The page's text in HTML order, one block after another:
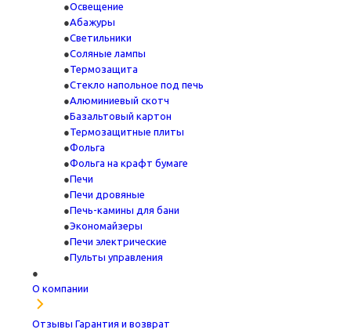
Освещение
Абажуры
Светильники
Соляные лампы
Термозащита
Стекло напольное под печь
Алюминиевый скотч
Базальтовый картон
Термозащитные плиты
Фольга
Фольга на крафт бумаге
Печи
Печи дровяные
Печь-камины для бани
Экономайзеры
Печи электрические
Пульты управления
О компании
Отзывы Гарантия и возврат